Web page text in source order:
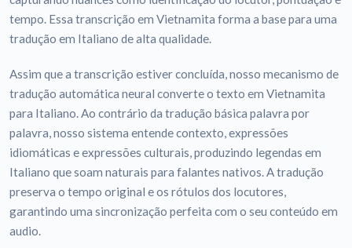
tempo. Essa transcrição em Vietnamita forma a base para uma
tradução em Italiano de alta qualidade.
Assim que a transcrição estiver concluída, nosso mecanismo de
tradução automática neural converte o texto em Vietnamita
para Italiano. Ao contrário da tradução básica palavra por
palavra, nosso sistema entende contexto, expressões
idiomáticas e expressões culturais, produzindo legendas em
Italiano que soam naturais para falantes nativos. A tradução
preserva o tempo original e os rótulos dos locutores,
garantindo uma sincronização perfeita com o seu conteúdo em
audio.